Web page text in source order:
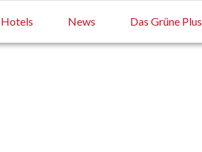
Hotels News Das Grüne Plus